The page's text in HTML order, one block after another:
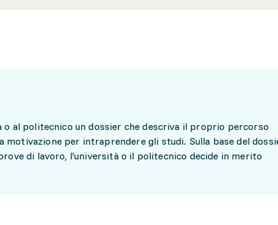
o al politecnico un dossier che descriva il proprio percorso
per intraprendere gli studi. Sulla base del
di lavoro, l’università o il politecnico decide in merito